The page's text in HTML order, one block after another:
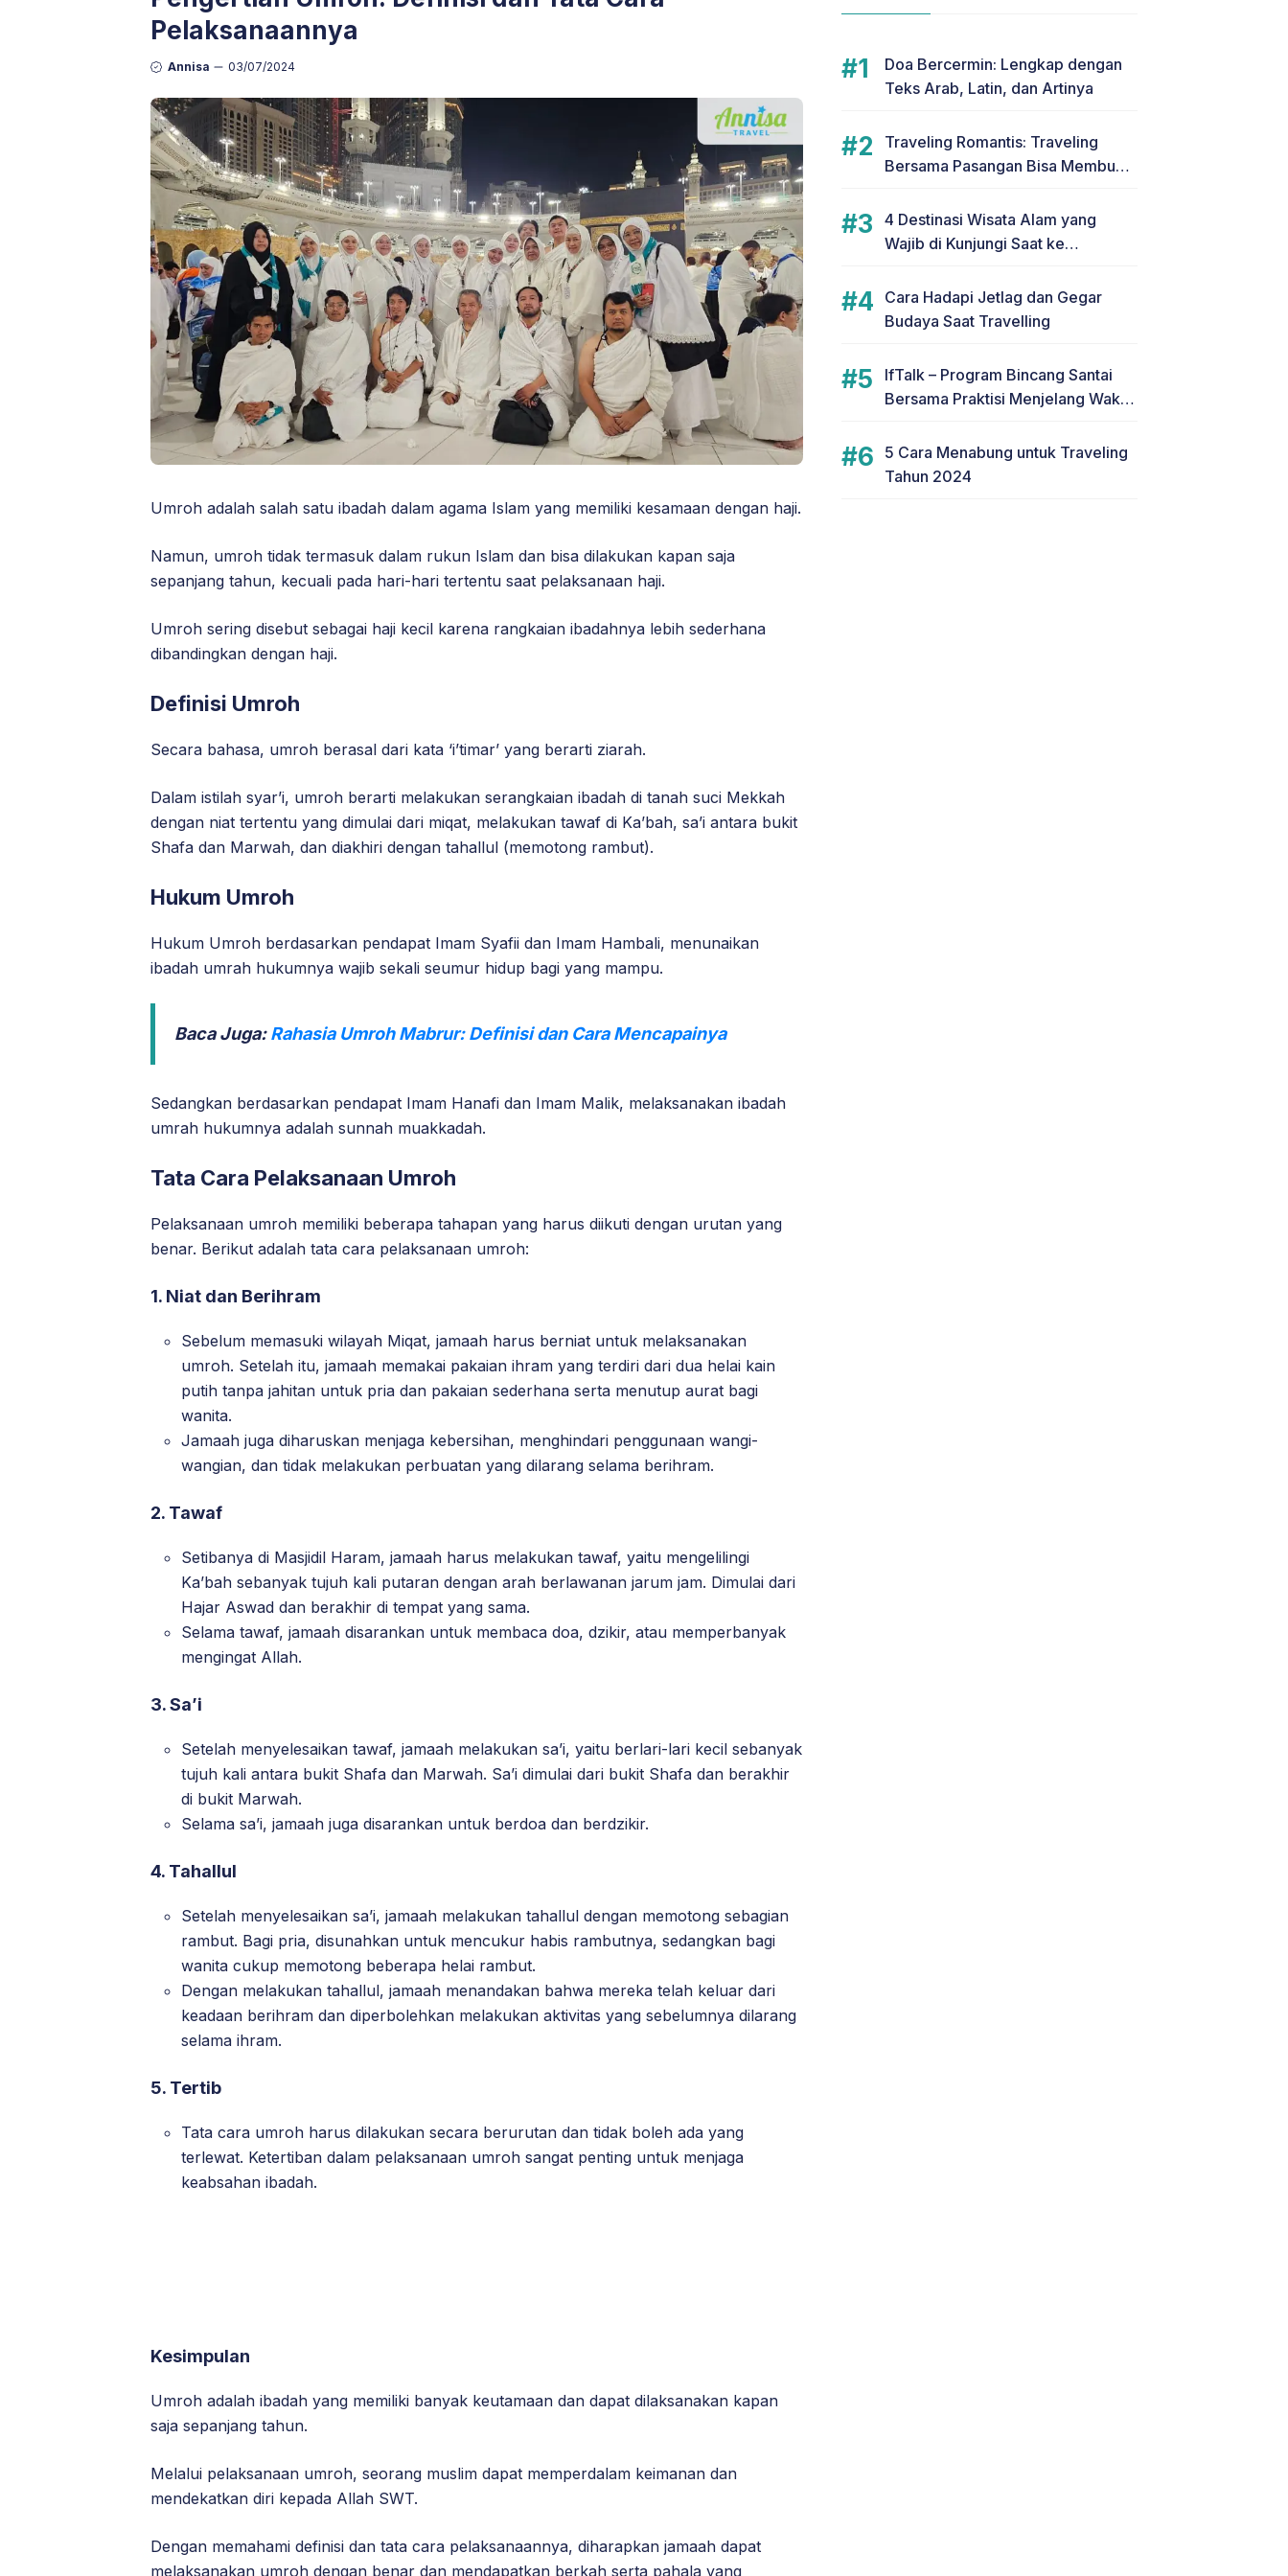
Pelaksanaannya
Annisa 03/07/2024
Umroh adalah salah satu ibadah dalam agama Islam yang memiliki kesamaan dengan haji.
Namun, umroh tidak termasuk dalam rukun Islam dan bisa dilakukan kapan saja
sepanjang tahun, kecuali pada hari-hari tertentu saat pelaksanaan haji.
Umroh sering disebut sebagai haji kecil karena rangkaian ibadahnya lebih sederhana
dibandingkan dengan haji.
Definisi Umroh
Secara bahasa, umroh berasal dari kata ‘i’timar’ yang berarti ziarah.
Dalam istilah syar’i, umroh berarti melakukan serangkaian ibadah di tanah suci Mekkah
dengan niat tertentu yang dimulai dari miqat, melakukan tawaf di Ka’bah, sa’i antara bukit
Shafa dan Marwah, dan diakhiri dengan tahallul (memotong rambut).
Hukum Umroh
Hukum Umroh berdasarkan pendapat Imam Syafii dan Imam Hambali, menunaikan
ibadah umrah hukumnya wajib sekali seumur hidup bagi yang mampu.
Baca Juga:Rahasia Umroh Mabrur: Definisi dan Cara Mencapainya
Sedangkan berdasarkan pendapat Imam Hanafi dan Imam Malik, melaksanakan ibadah
umrah hukumnya adalah sunnah muakkadah.
Tata Cara Pelaksanaan Umroh
Pelaksanaan umroh memiliki beberapa tahapan yang harus diikuti dengan urutan yang
benar. Berikut adalah tata cara pelaksanaan umroh:
1. Niat dan Berihram
Sebelum memasuki wilayah Miqat, jamaah harus berniat untuk melaksanakan
umroh. Setelah itu, jamaah memakai pakaian ihram yang terdiri dari dua helai kain
putih tanpa jahitan untuk pria dan pakaian sederhana serta menutup aurat bagi
wanita.
Jamaah juga diharuskan menjaga kebersihan, menghindari penggunaan wangi-
wangian, dan tidak melakukan perbuatan yang dilarang selama berihram.
2. Tawaf
Setibanya di Masjidil Haram, jamaah harus melakukan tawaf, yaitu mengelilingi
Ka’bah sebanyak tujuh kali putaran dengan arah berlawanan jarum jam. Dimulai dari
Hajar Aswad dan berakhir di tempat yang sama.
Selama tawaf, jamaah disarankan untuk membaca doa, dzikir, atau memperbanyak
mengingat Allah.
3.Sa’i
Setelah menyelesaikan tawaf, jamaah melakukan sa’i, yaitu berlari-lari kecil sebanyak
tujuh kali antara bukit Shafa dan Marwah. Sa’i dimulai dari bukit Shafa dan berakhir
di bukit Marwah.
Selama sa’i, jamaah juga disarankan untuk berdoa dan berdzikir.
4. Tahallul
Setelah menyelesaikan sa’i, jamaah melakukan tahallul dengan memotong sebagian
rambut. Bagi pria, disunahkan untuk mencukur habis rambutnya, sedangkan bagi
wanita cukup memotong beberapa helai rambut.
Dengan melakukan tahallul, jamaah menandakan bahwa mereka telah keluar dari
keadaan berihram dan diperbolehkan melakukan aktivitas yang sebelumnya dilarang
selama ihram.
5. Tertib
Tata cara umroh harus dilakukan secara berurutan dan tidak boleh ada yang
terlewat. Ketertiban dalam pelaksanaan umroh sangat penting untuk menjaga
keabsahan ibadah.
Kesimpulan
Umroh adalah ibadah yang memiliki banyak keutamaan dan dapat dilaksanakan kapan
saja sepanjang tahun.
Melalui pelaksanaan umroh, seorang muslim dapat memperdalam keimanan dan
mendekatkan diri kepada Allah SWT.
Dengan memahami definisi dan tata cara pelaksanaannya, diharapkan jamaah dapat
melaksanakan umroh dengan benar dan mendapatkan berkah serta pahala yang
Doa Bercermin: Lengkap dengan
Teks Arab, Latin, dan Artinya
Traveling Romantis: Traveling
Bersama Pasangan Bisa Membuat
4 Destinasi Wisata Alam yang
Wajib di Kunjungi Saat ke
Cara Hadapi Jetlag dan Gegar
Budaya Saat Travelling
IfTalk – Program Bincang Santai
Bersama Praktisi Menjelang Waktu
5 Cara Menabung untuk Traveling
Tahun 2024